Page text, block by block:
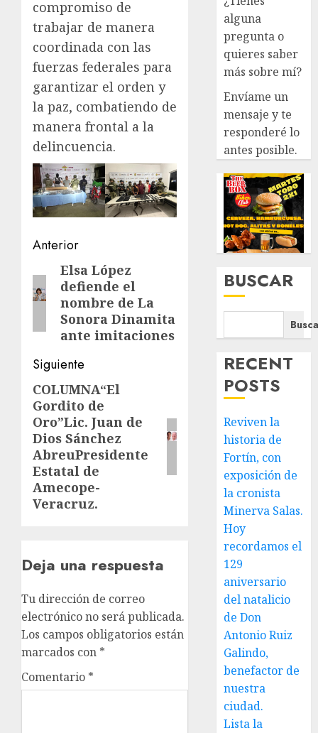
compromiso de
trabajar de manera
coordinada con las
fuerzas federales para
garantizar el orden y
la paz, combatiendo de
manera frontal a la
delincuencia.
Navegación
de
entradas
Anterior
Entrada
anterior:
Elsa López
defiende el
nombre de La
Sonora Dinamita
ante imitaciones
Siguiente
Siguiente
entrada:
COLUMNA“El
Gordito de
Oro”Lic. Juan de
Dios Sánchez
AbreuPresidente
Estatal de
Amecope-
Veracruz.
Deja una respuesta
Tu dirección de correo
electrónico no será publicada.
Los campos obligatorios están
marcados con *
Comentario *
alguna
pregunta o
quieres saber
más sobre mí?
Envíame un
mensaje y te
responderé lo
antes posible.
BUSCAR
RECENT
POSTS
Reviven la
historia de
Fortín, con
exposición de
la cronista
Minerva Salas.
Hoy
recordamos el
129
aniversario
del natalicio
de Don
Antonio Ruiz
Galindo,
benefactor de
nuestra
ciudad.
Lista la